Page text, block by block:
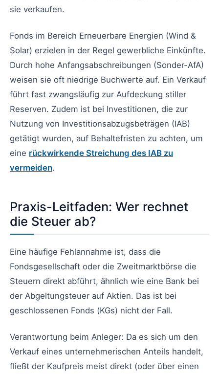
sie verkaufen.
Fonds im Bereich Erneuerbare Energien (Wind &
Solar) erzielen in der Regel gewerbliche Einkünfte.
Durch hohe Anfangsabschreibungen (Sonder-AfA)
weisen sie oft niedrige Buchwerte auf. Ein Verkauf
führt fast zwangsläufig zur Aufdeckung stiller
Reserven. Zudem ist bei Investitionen, die zur
Nutzung von Investitionsabzugsbeträgen (IAB)
getätigt wurden, auf Behaltefristen zu achten, um
eine rückwirkende Streichung des IAB zu
vermeiden.
Praxis-Leitfaden: Wer rechnet
die Steuer ab?
Eine häufige Fehlannahme ist, dass die
Fondsgesellschaft oder die Zweitmarktbörse die
Steuern direkt abführt, ähnlich wie eine Bank bei
der Abgeltungsteuer auf Aktien. Das ist bei
geschlossenen Fonds (KGs) nicht der Fall.
Verantwortung beim Anleger: Da es sich um den
Verkauf eines unternehmerischen Anteils handelt,
fließt der Kaufpreis meist direkt (oder über einen